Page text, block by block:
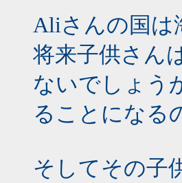
Aliさんの国は
将来子供さん
ないでしょう
ることになる
そしてその子